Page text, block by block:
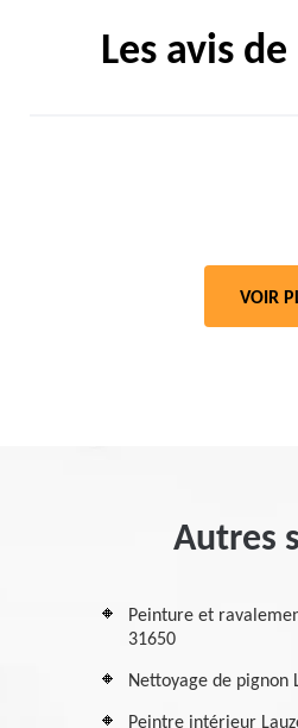
Les avis
VOIR
Autres
Peinture et
31650
Nettoyage de pignon
Peintre intérieur